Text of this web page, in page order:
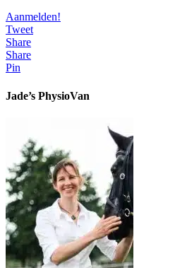
Aanmelden!
Tweet
Share
Share
Pin
Jade’s PhysioVan